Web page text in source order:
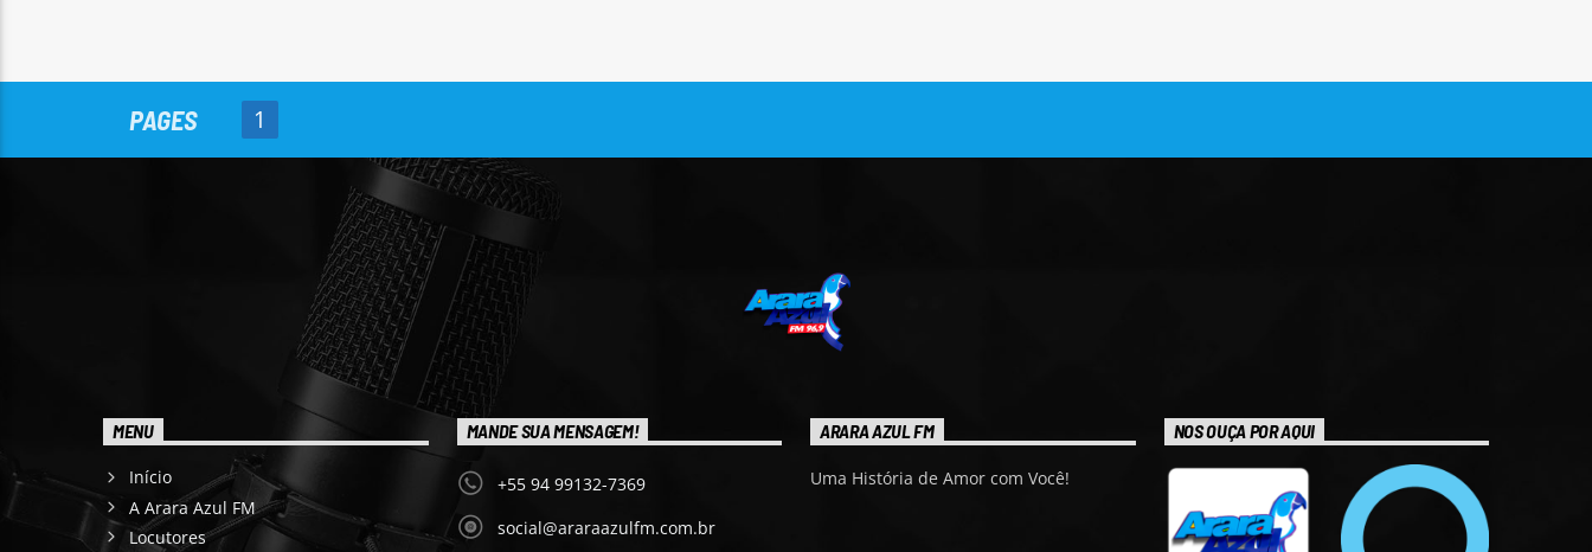
PAGES 1
MENU
Início
A Arara Azul FM
Locutores
MANDE SUA MENSAGEM!
+55 94 99132-7369
social@araraazulfm.com.br
ARARA AZUL FM
Uma História de Amor com Você!
NOS OUÇA POR AQUI